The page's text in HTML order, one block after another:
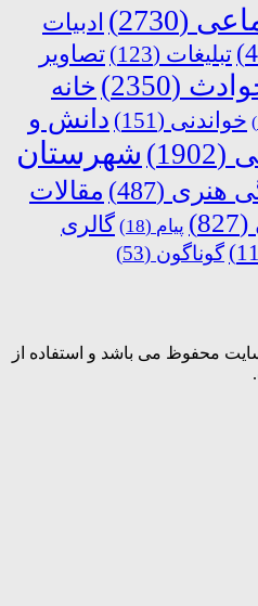
(2730)
ادبیات
تبلیغات (123)
تصاویر
(2350)
خانه
خواندنی (151)
دانش و
(1902)
شهرستان
هنری (487)
مقالات
(827) پیام (18)
گالری
گوناگون (53)
محفوظ می باشد و استفاده از